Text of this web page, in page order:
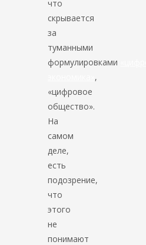
что
скрывается
за
туманными
формулировками
,
«цифровое
общество».
На
самом
деле,
есть
подозрение,
что
этого
не
понимают